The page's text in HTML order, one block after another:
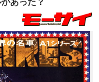
あった？